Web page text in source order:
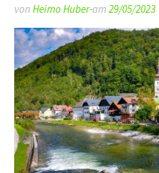
von Heimo Huber-am 29/05/2023